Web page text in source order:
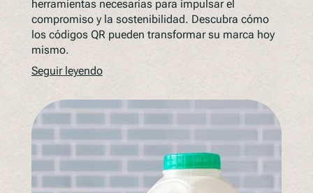
herramientas necesarias para impulsar el
compromiso y la sostenibilidad. Descubra cómo
los códigos QR pueden transformar su marca hoy
mismo.
Seguir leyendo